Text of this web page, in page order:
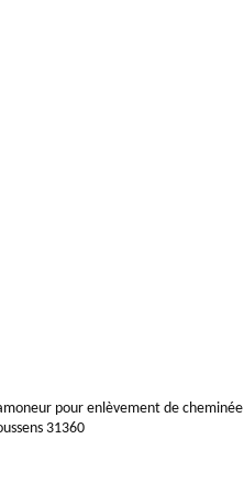
pour enlèvement de cheminée
31360